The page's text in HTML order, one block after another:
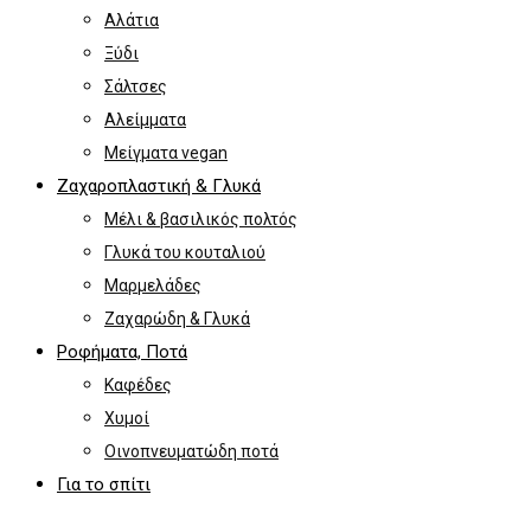
Αλάτια
Ξύδι
Σάλτσες
Αλείμματα
Μείγματα vegan
Ζαχαροπλαστική & Γλυκά
Μέλι & βασιλικός πολτός
Γλυκά του κουταλιού
Μαρμελάδες
Ζαχαρώδη & Γλυκά
Ροφήματα, Ποτά
Καφέδες
Χυμοί
Οινοπνευματώδη ποτά
Για το σπίτι